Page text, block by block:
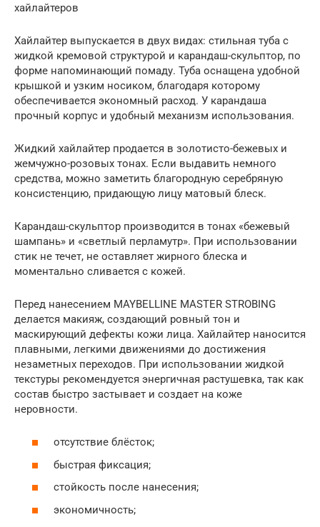
хайлайтеров
Хайлайтер выпускается в двух видах: стильная туба с
жидкой кремовой структурой и карандаш-скульптор, по
форме напоминающий помаду. Туба оснащена удобной
крышкой и узким носиком, благодаря которому
обеспечивается экономный расход. У карандаша
прочный корпус и удобный механизм использования.
Жидкий хайлайтер продается в золотисто-бежевых и
жемчужно-розовых тонах. Если выдавить немного
средства, можно заметить благородную серебряную
консистенцию, придающую лицу матовый блеск.
Карандаш-скульптор производится в тонах «бежевый
шампань» и «светлый перламутр». При использовании
стик не течет, не оставляет жирного блеска и
моментально сливается с кожей.
Перед нанесением MAYBELLINE MASTER STROBING
делается макияж, создающий ровный тон и
маскирующий дефекты кожи лица. Хайлайтер наносится
плавными, легкими движениями до достижения
незаметных переходов. При использовании жидкой
текстуры рекомендуется энергичная растушевка, так как
состав быстро застывает и создает на коже
неровности.
отсутствие блёсток;
быстрая фиксация;
стойкость после нанесения;
экономичность;